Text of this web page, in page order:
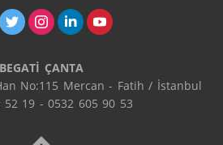
BEGATİ ÇANTA
No:115 Mercan - Fatih / İstanbul
52 19 - 0532 605 90 53